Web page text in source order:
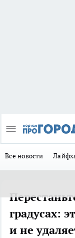
Все новости
градусах:
и не